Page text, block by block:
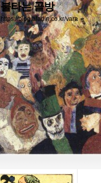
불타는 골방
https://blog.aladin.co.kr/vara